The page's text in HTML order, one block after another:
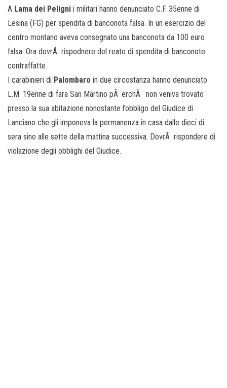
A Lama dei Peligni i militari hanno denunciato C.F. 35enne di
Lesina (FG) per spendita di banconota falsa. In un esercizio del
centro montano aveva consegnato una banconota da 100 euro
falsa. Ora dovrÃ rispodnere del reato di spendita di banconote
contraffatte.
I carabinieri di Palombaro in due circostanza hanno denunciato
L.M. 19enne di fara San Martino pÃ¨erchÃ¨ non veniva trovato
presso la sua abitazione nonostante l’obbligo del Giudice di
Lanciano che gli imponeva la permanenza in casa dalle dieci di
sera sino alle sette della mattina successiva. DovrÃ rispondere di
violazione degli obblighi del Giudice.